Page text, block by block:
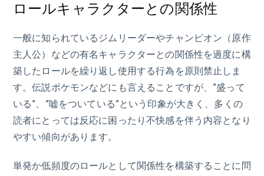
ロールキャラクターとの関係性
一般に知られているジムリーダーやチャンピオン（原作
主人公）などの有名キャラクターとの関係性を過度に構
築したロールを繰り返し使用する行為を原則禁止しま
す。伝説ポケモンなどにも言えることですが、”盛って
いる”、”嘘をついている”という印象が大きく、多くの
読者にとっては反応に困ったり不快感を伴う内容となり
やすい傾向があります。
単発か低頻度のロールとして関係性を構築することに問